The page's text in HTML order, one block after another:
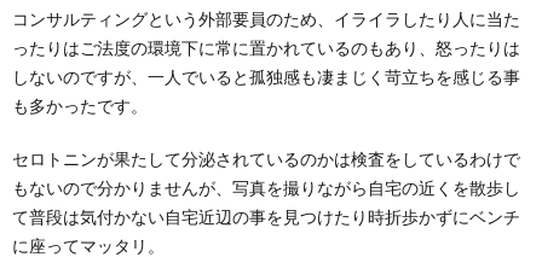
コンサルティングという外部要員のため、イライラしたり人に当た
ったりはご法度の環境下に常に置かれているのもあり、怒ったりは
しないのですが、一人でいると孤独感も凄まじく苛立ちを感じる事
も多かったです。
セロトニンが果たして分泌されているのかは検査をしているわけで
もないので分かりませんが、写真を撮りながら自宅の近くを散歩し
て普段は気付かない自宅近辺の事を見つけたり時折歩かずにベンチ
に座ってマッタリ。